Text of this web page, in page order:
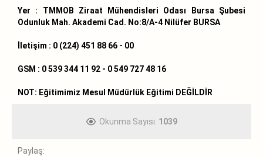
Yer : TMMOB Ziraat Mühendisleri Odası Bursa Şubesi
Odunluk Mah. Akademi Cad. No:8/A-4 Nilüfer BURSA
İletişim : 0 (224) 451 88 66 - 00
GSM : 0 539 344 11 92 - 0 549 727 48 16
NOT: Eğitimimiz Mesul Müdürlük Eğitimi DEĞİLDİR
Okunma Sayısı: 1039
Paylaş: